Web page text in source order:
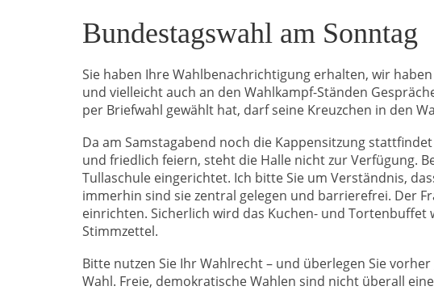
Bundestagswahl am Sonntag
Sie haben Ihre Wahlbenachrichtigung erhalten, wir
und vielleicht auch an den Wahlkampf-Ständen
per Briefwahl gewählt hat, darf seine Kreuzchen in den
Da am Samstagabend noch die Kappensitzung
und friedlich feiern, steht die Halle nicht zur Verfügung.
Tullaschule eingerichtet. Ich bitte Sie um Verständnis,
immerhin sind sie zentral gelegen und barrierefrei. Der
einrichten. Sicherlich wird das Kuchen- und
Stimmzettel.
Bitte nutzen Sie Ihr Wahlrecht – und überlegen Sie
Wahl. Freie, demokratische Wahlen sind nicht überall